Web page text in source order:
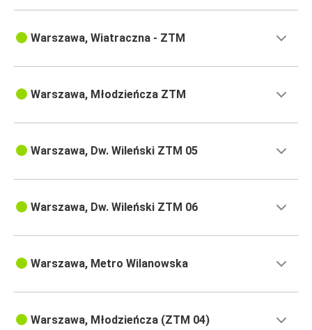
Warszawa, Wiatraczna - ZTM
Warszawa, Młodzieńcza ZTM
Warszawa, Dw. Wileński ZTM 05
Warszawa, Dw. Wileński ZTM 06
Warszawa, Metro Wilanowska
Warszawa, Młodzieńcza (ZTM 04)